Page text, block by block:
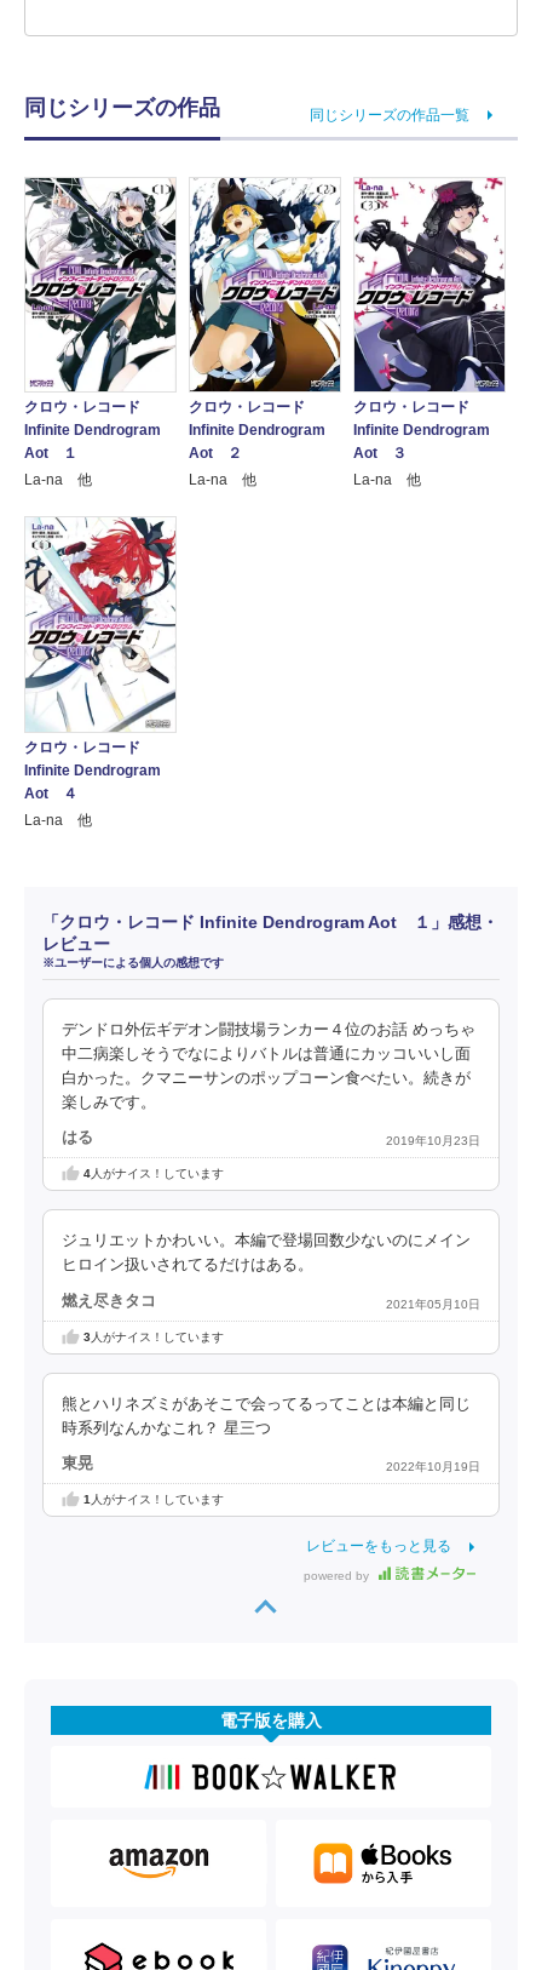
同じシリーズの作品 同じシリーズの作品一覧
クロウ・レコード
Infinite Dendrogram
Aot １
La-na 他
クロウ・レコード
Infinite Dendrogram
Aot ２
La-na 他
クロウ・レコード
Infinite Dendrogram
Aot ３
La-na 他
クロウ・レコード
Infinite Dendrogram
Aot ４
La-na 他
「クロウ・レコード Infinite Dendrogram Aot １」感想・
レビュー
※ユーザーによる個人の感想です
デンドロ外伝ギデオン闘技場ランカー４位のお話 めっちゃ
中二病楽しそうでなによりバトルは普通にカッコいいし面
白かった。クマニーサンのポップコーン食べたい。続きが
楽しみです。
はる 2019年10月23日
4人がナイス！しています
ジュリエットかわいい。本編で登場回数少ないのにメイン
ヒロイン扱いされてるだけはある。
燃え尽きタコ 2021年05月10日
3人がナイス！しています
熊とハリネズミがあそこで会ってるってことは本編と同じ
時系列なんかなこれ？ 星三つ
東晃 2022年10月19日
1人がナイス！しています
レビューをもっと見る
powered by
電子版を購入